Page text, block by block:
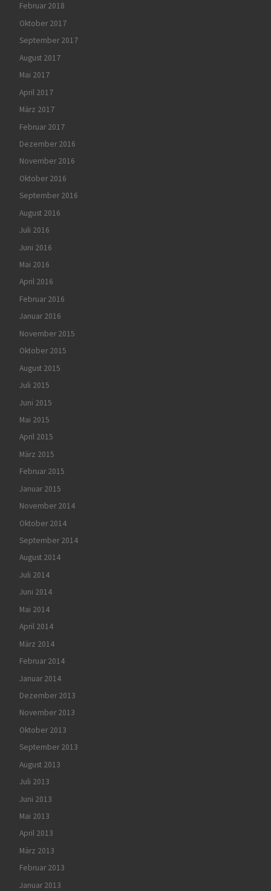
Februar 2018
Oktober 2017
September 2017
August 2017
Mai 2017
April 2017
März 2017
Februar 2017
Dezember 2016
November 2016
Oktober 2016
September 2016
August 2016
Juli 2016
Juni 2016
Mai 2016
April 2016
Februar 2016
Januar 2016
November 2015
Oktober 2015
August 2015
Juli 2015
Juni 2015
Mai 2015
April 2015
März 2015
Februar 2015
Januar 2015
November 2014
Oktober 2014
September 2014
August 2014
Juli 2014
Juni 2014
Mai 2014
April 2014
März 2014
Februar 2014
Januar 2014
Dezember 2013
November 2013
Oktober 2013
September 2013
August 2013
Juli 2013
Juni 2013
Mai 2013
April 2013
März 2013
Februar 2013
Januar 2013